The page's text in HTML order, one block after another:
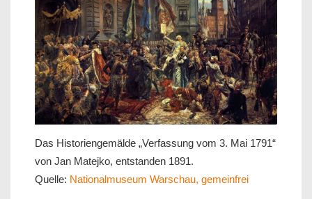
Das Historiengemälde „Verfassung vom 3. Mai 1791“
von Jan Matejko, entstanden 1891.
Quelle: Nationalmuseum Warschau, gemeinfrei